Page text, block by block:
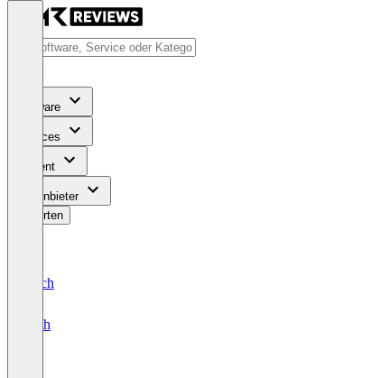
Software
Services
Content
Für Anbieter
Bewerten
Deutsch
English